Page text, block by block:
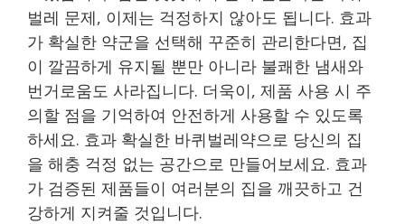
벌레 문제, 이제는 걱정하지 않아도 됩니다. 효과
가 확실한 약군을 선택해 꾸준히 관리한다면, 집
이 깔끔하게 유지될 뿐만 아니라 불쾌한 냄새와
번거로움도 사라집니다. 더욱이, 제품 사용 시 주
의할 점을 기억하여 안전하게 사용할 수 있도록
하세요. 효과 확실한 바퀴벌레약으로 당신의 집
을 해충 걱정 없는 공간으로 만들어보세요. 효과
가 검증된 제품들이 여러분의 집을 깨끗하고 건
강하게 지켜줄 것입니다.